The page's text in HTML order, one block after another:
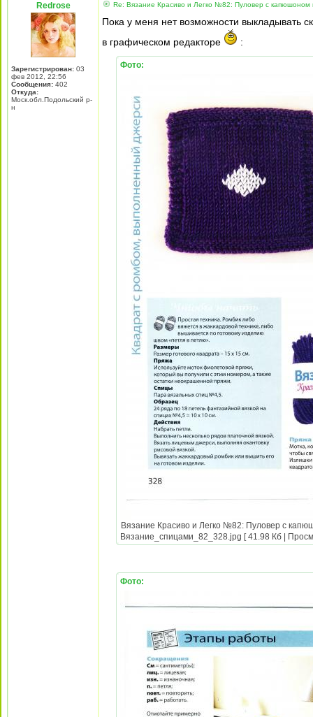
Redrose
Зарегистрирован: 03
фев 2012, 22:56
Сообщения: 402
Откуда:
Моск.обл.Подольский р-
н
Re: Вязание Красиво и Легко №82: Пуловер с капюшоном
Пока у меня нет возможности выкладывать
в графическом редакторе
:
Фото:
Вязание Красиво и Легко №82: Пуловер с
Вязание_спицами_82_328.jpg [ 41.98 Кб |
Фото: